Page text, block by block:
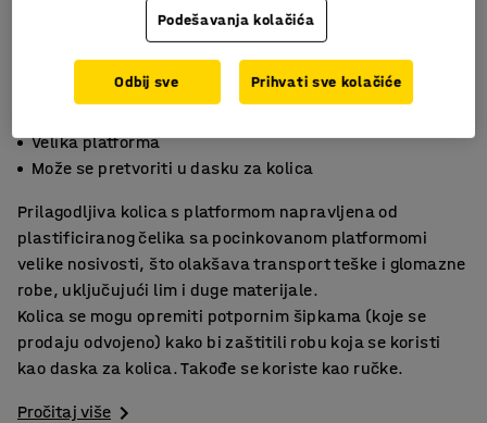
Velika platforma
Može se pretvoriti u dasku za kolica
Prilagodljiva kolica s platformom napravljena od
plastificiranog čelika sa pocinkovanom platformomi
velike nosivosti, što olakšava transport teške i glomazne
robe, uključujući lim i duge materijale.
Kolica se mogu opremiti potpornim šipkama (koje se
prodaju odvojeno) kako bi zaštitili robu koja se koristi
kao daska za kolica. Takođe se koriste kao ručke.
Pročitaj više
Podešavanja kolačića
Odbij sve Prihvati sve kolačiće